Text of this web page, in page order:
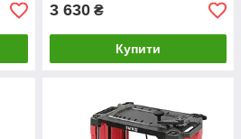
3 630 ₴
Купити